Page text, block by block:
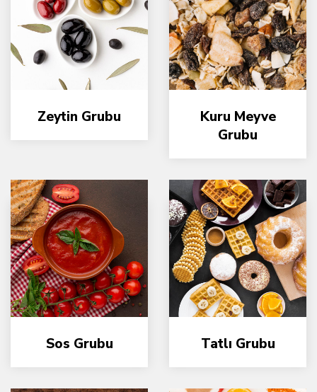
Zeytin Grubu
Kuru Meyve
Grubu
Sos Grubu Tatlı Grubu